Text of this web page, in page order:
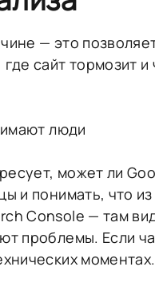
— это
сайт тормозит и
люди
может ли
и понимать, что
Console — там
проблемы. Если
моментах.